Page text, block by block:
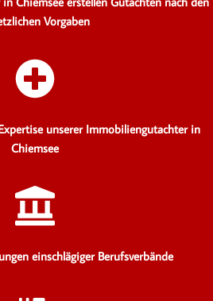
Vorgaben
unserer Immobiliengutachter in
Chiemsee
einschlägiger Berufsverbände